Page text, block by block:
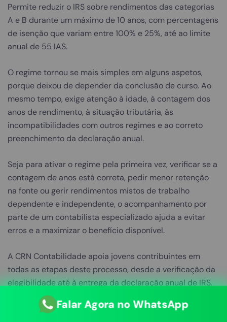
Permite reduzir o IRS sobre rendimentos das categorias
A e B durante um máximo de 10 anos, com percentagens
de isenção que variam entre 100% e 25%, até ao limite
anual de 55 IAS.
O regime tornou se mais simples em alguns aspetos,
porque deixou de depender da conclusão de curso. Ao
mesmo tempo, exige atenção à idade, à contagem dos
anos de rendimento, à situação tributária, às
incompatibilidades com outros regimes e ao correto
preenchimento da declaração anual.
Seja para ativar o regime pela primeira vez, verificar se a
contagem de anos está correta, pedir menor retenção
na fonte ou gerir rendimentos mistos de trabalho
dependente e independente, o acompanhamento por
parte de um contabilista especializado ajuda a evitar
erros e a maximizar o benefício disponível.
A CRN Contabilidade apoia jovens contribuintes em
todas as etapas deste processo, desde a verificação da
elegibilidade até à entrega da declaração anual de IRS.
O contacto pode ser feito através dos canais disponíveis
no site, por telefone, e-mail ou formulário de contacto
Falar Agora no WhatsApp